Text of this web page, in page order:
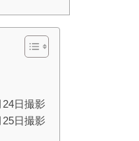
日撮影
日撮影